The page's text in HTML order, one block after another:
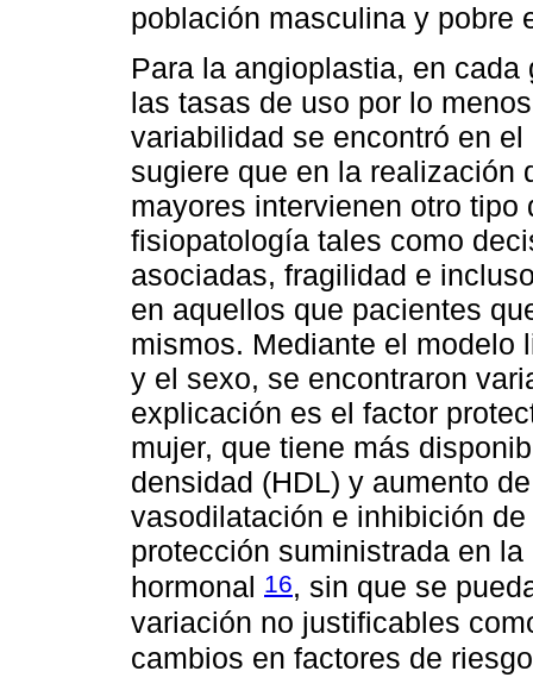
población masculina y pobre
Para la angioplastia, en
las tasas de uso por lo
variabilidad se encontró en
sugiere que en la realización
mayores intervienen otro
fisiopatología tales como
asociadas, fragilidad e
en aquellos que pacientes
mismos. Mediante el modelo
y el sexo, se encontraron
explicación es el factor
mujer, que tiene más
densidad (HDL) y aumento
vasodilatación e inhibición
protección suministrada en
hormonal 16, sin que se
variación no justificables
cambios en factores de